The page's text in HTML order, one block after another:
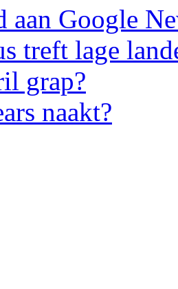
aan Google
treft lage
grap?
naakt?